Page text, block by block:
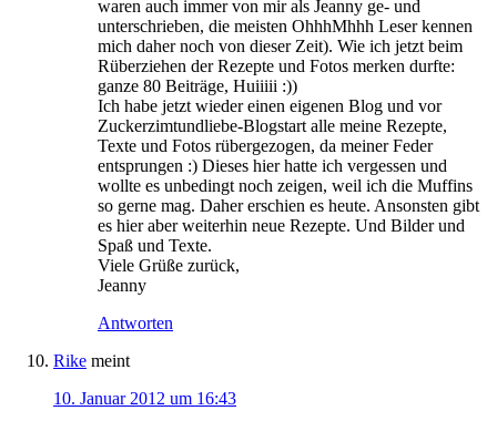
waren auch immer von mir als Jeanny ge- und
unterschrieben, die meisten OhhhMhhh Leser kennen
mich daher noch von dieser Zeit). Wie ich jetzt beim
Rüberziehen der Rezepte und Fotos merken durfte:
ganze 80 Beiträge, Huiiiii :))
Ich habe jetzt wieder einen eigenen Blog und vor
Zuckerzimtundliebe-Blogstart alle meine Rezepte,
Texte und Fotos rübergezogen, da meiner Feder
entsprungen :) Dieses hier hatte ich vergessen und
wollte es unbedingt noch zeigen, weil ich die Muffins
so gerne mag. Daher erschien es heute. Ansonsten gibt
es hier aber weiterhin neue Rezepte. Und Bilder und
Spaß und Texte.
Viele Grüße zurück,
Jeanny
Antworten
Rike meint
10. Januar 2012 um 16:43